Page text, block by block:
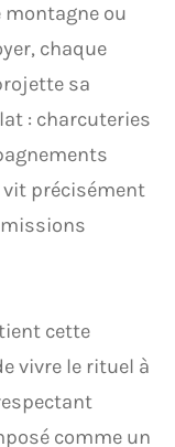
montagne ou
chaque
sa
: charcuteries
précisément
cette
vivre le rituel à
comme un